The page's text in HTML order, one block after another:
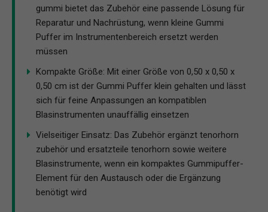
gummi bietet das Zubehör eine passende Lösung für
Reparatur und Nachrüstung, wenn kleine Gummi
Puffer im Instrumentenbereich ersetzt werden
müssen
Kompakte Größe: Mit einer Größe von 0,50 x 0,50 x
0,50 cm ist der Gummi Puffer klein gehalten und lässt
sich für feine Anpassungen an kompatiblen
Blasinstrumenten unauffällig einsetzen
Vielseitiger Einsatz: Das Zubehör ergänzt tenorhorn
zubehör und ersatzteile tenorhorn sowie weitere
Blasinstrumente, wenn ein kompaktes Gummipuffer-
Element für den Austausch oder die Ergänzung
benötigt wird